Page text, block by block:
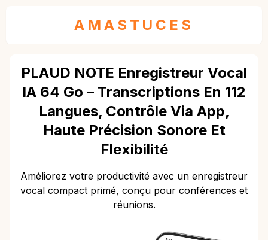
AMASTUCES
PLAUD NOTE Enregistreur Vocal
IA 64 Go – Transcriptions En 112
Langues, Contrôle Via App,
Haute Précision Sonore Et
Flexibilité
Améliorez votre productivité avec un enregistreur
vocal compact primé, conçu pour conférences et
réunions.